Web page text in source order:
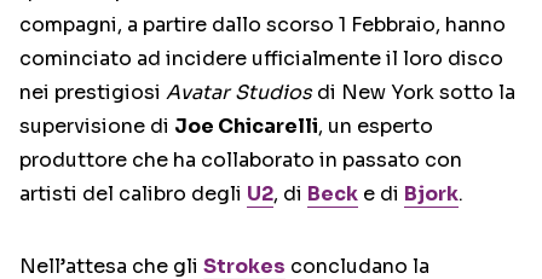
compagni, a partire dallo scorso 1 Febbraio, hanno
cominciato ad incidere ufficialmente il loro disco
nei prestigiosi Avatar Studiosdi New York sotto la
supervisione di Joe Chicarelli, un esperto
produttore che ha collaborato in passato con
artisti del calibro degli U2, di Beck e di Bjork.
Nell’attesa che gli Strokes concludano la